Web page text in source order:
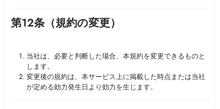
第12条（規約の変更）
当社は、必要と判断した場合、本規約を変更できるものと
します。
変更後の規約は、本サービス上に掲載した時点または当社
が定める効力発生日より効力を生じます。